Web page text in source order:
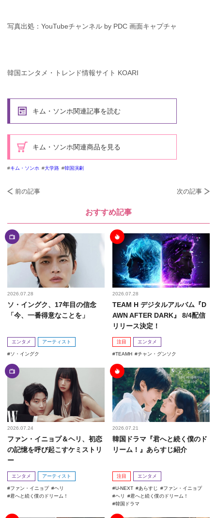
写真出処：YouTubeチャンネル by PDC 画面キャプチャ
韓国エンタメ・トレンド情報サイト KOARI
キム・ソンホ関連記事を読む
キム・ソンホ関連商品を見る
キム・ソンホ 大学路 韓国演劇
前の記事 次の記事
おすすめ記事
2026.07.28
ソ・イングク、17年目の信念
「今、一番得意なことを」
エンタメ アーティスト
ソ・イングク
2026.07.28
TEAM H デジタルアルバム『D
AWN AFTER DARK』 8/4配信
リリース決定！
注目 エンタメ
TEAMH チャン・グンソク
2026.07.24
ファン・イニョプ＆ヘリ、初恋
の記憶を呼び起こすケミストリ
ー
エンタメ アーティスト
ファン・イニョプ
ヘリ
君へと続く僕のドリーム！
2026.07.21
韓国ドラマ『君へと続く僕のド
リーム！』あらすじ紹介
注目 エンタメ
U-NEXT あらすじ
ファン・イニョプ
ヘリ
君へと続く僕のドリーム！
韓国ドラマ